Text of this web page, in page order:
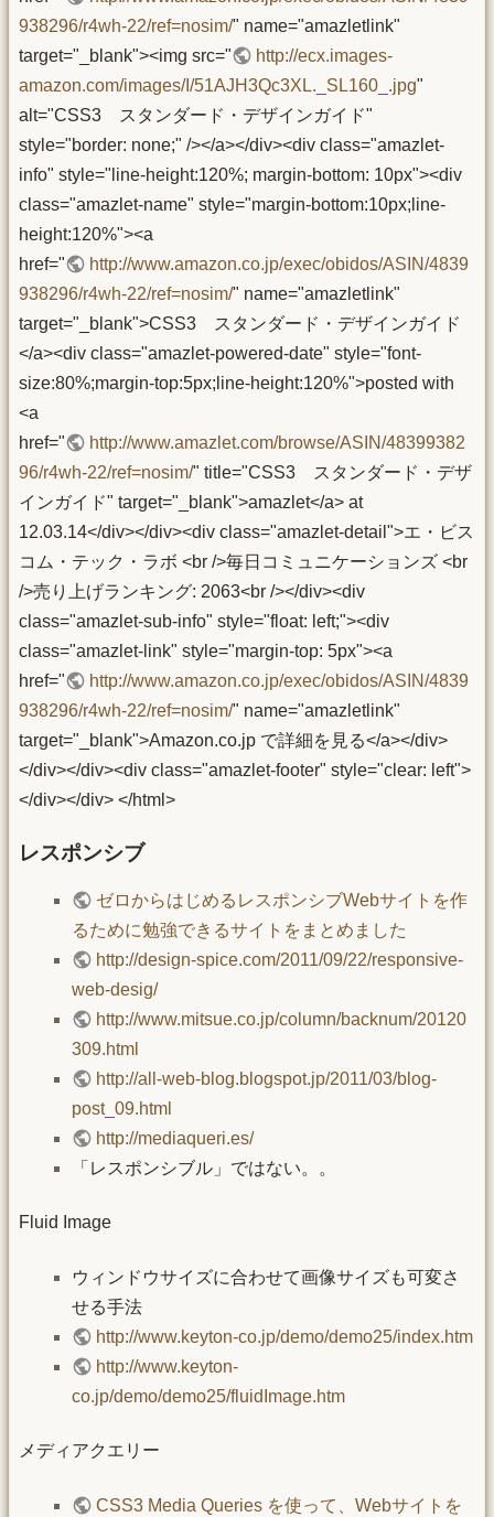
938296/r4wh-22/ref=nosim/" name="amazletlink"
target="_blank"><img src="
http://ecx.images-
amazon.com/images/I/51AJH3Qc3XL._SL160_.jpg"
alt="CSS3 スタンダード・デザインガイド"
style="border: none;" /></a></div><div class="amazlet-
info" style="line-height:120%; margin-bottom: 10px"><div
class="amazlet-name" style="margin-bottom:10px;line-
height:120%"><a
href="
http://www.amazon.co.jp/exec/obidos/ASIN/4839
938296/r4wh-22/ref=nosim/" name="amazletlink"
target="_blank">CSS3 スタンダード・デザインガイド
</a><div class="amazlet-powered-date" style="font-
size:80%;margin-top:5px;line-height:120%">posted with
<a
href="
http://www.amazlet.com/browse/ASIN/48399382
96/r4wh-22/ref=nosim/" title="CSS3 スタンダード・デザ
インガイド" target="_blank">amazlet</a> at
12.03.14</div></div><div class="amazlet-detail">エ・ビス
コム・テック・ラボ <br />毎日コミュニケーションズ <br
/>売り上げランキング: 2063<br /></div><div
class="amazlet-sub-info" style="float: left;"><div
class="amazlet-link" style="margin-top: 5px"><a
href="
http://www.amazon.co.jp/exec/obidos/ASIN/4839
938296/r4wh-22/ref=nosim/" name="amazletlink"
target="_blank">Amazon.co.jp で詳細を見る</a></div>
</div></div><div class="amazlet-footer" style="clear: left">
</div></div> </html>
レスポンシブ
ゼロからはじめるレスポンシブWebサイトを作
るために勉強できるサイトをまとめました
http://design-spice.com/2011/09/22/responsive-
web-desig/
http://www.mitsue.co.jp/column/backnum/20120
309.html
http://all-web-blog.blogspot.jp/2011/03/blog-
post_09.html
http://mediaqueri.es/
「レスポンシブル」ではない。。
Fluid Image
ウィンドウサイズに合わせて画像サイズも可変さ
せる手法
http://www.keyton-co.jp/demo/demo25/index.htm
http://www.keyton-
co.jp/demo/demo25/fluidImage.htm
メディアクエリー
CSS3 Media Queries を使って、Webサイトを